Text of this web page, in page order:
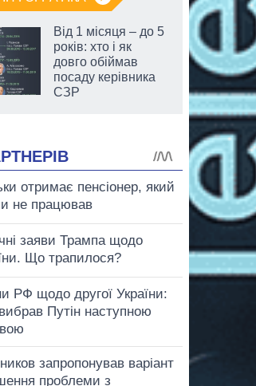
Від 1 місяця – до 5
років: хто і як
довго обіймав
посаду керівника
СЗР